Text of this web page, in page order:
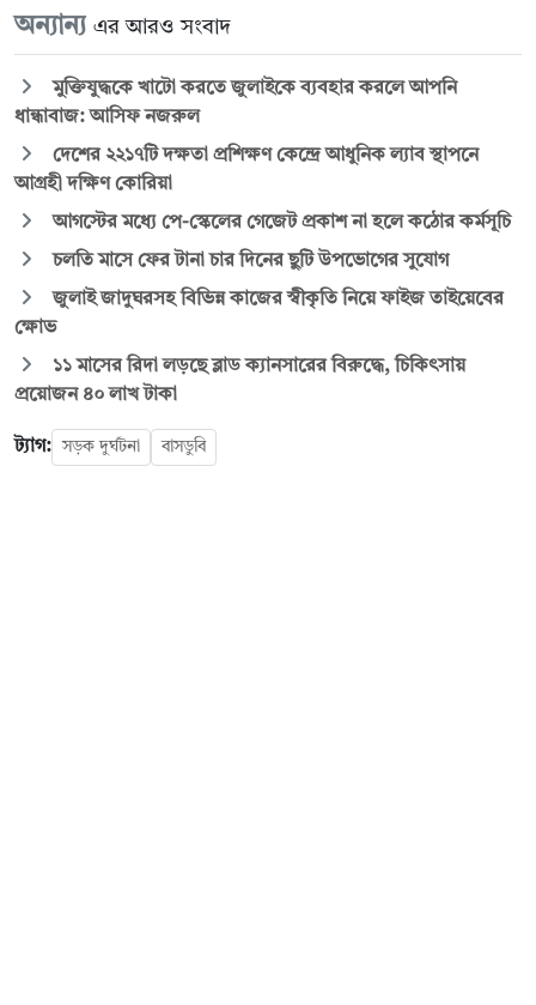
অন্যান্য এর আরও সংবাদ
মুক্তিযুদ্ধকে খাটো করতে জুলাইকে ব্যবহার করলে আপনি
ধান্ধাবাজ: আসিফ নজরুল
দেশের ২২১৭টি দক্ষতা প্রশিক্ষণ কেন্দ্রে আধুনিক ল্যাব স্থাপনে
আগ্রহী দক্ষিণ কোরিয়া
আগস্টের মধ্যে পে-স্কেলের গেজেট প্রকাশ না হলে কঠোর কর্মসূচি
চলতি মাসে ফের টানা চার দিনের ছুটি উপভোগের সুযোগ
জুলাই জাদুঘরসহ বিভিন্ন কাজের স্বীকৃতি নিয়ে ফাইজ তাইয়েবের
ক্ষোভ
১১ মাসের রিদা লড়ছে ব্লাড ক্যানসারের বিরুদ্ধে, চিকিৎসায়
প্রয়োজন ৪০ লাখ টাকা
ট্যাগ: সড়ক দুর্ঘটনা বাসডুবি